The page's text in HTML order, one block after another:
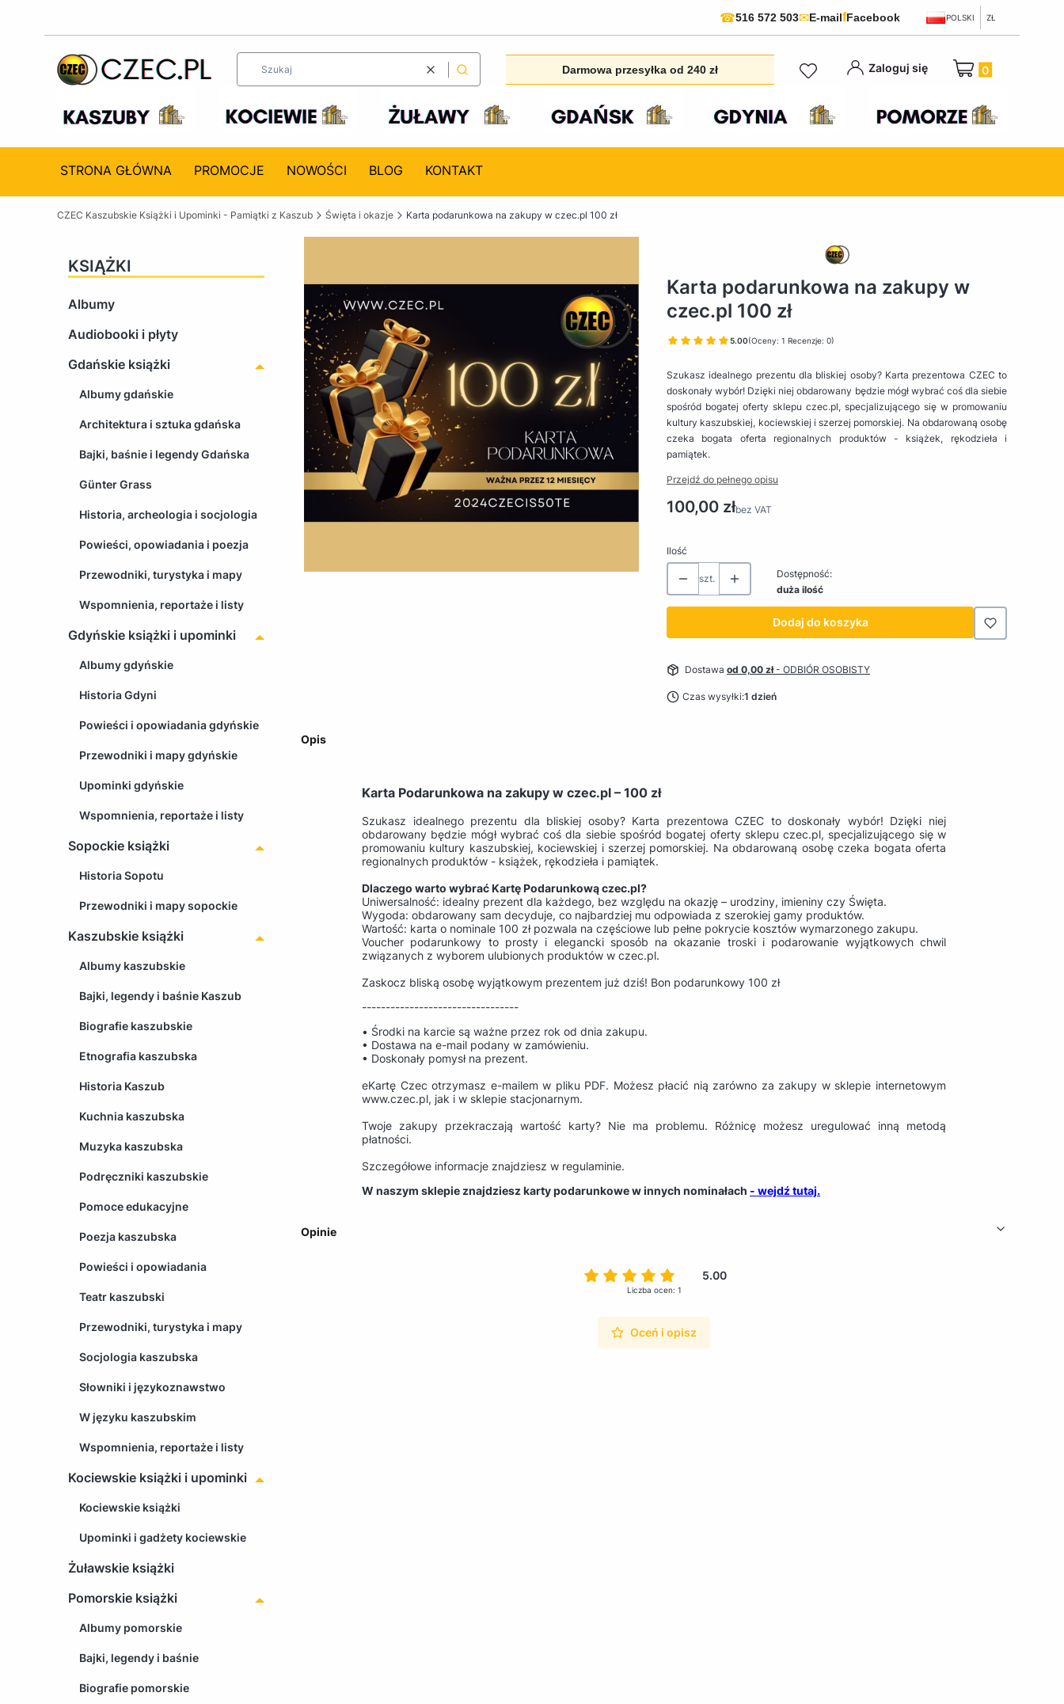
☎516 572 503✉E-mailfFacebook POLSKI ZŁ
WyczyśćSzukaj Darmowa przesyłka od 240 zł Zaloguj się Produkty w
STRONA GŁÓWNA PROMOCJE NOWOŚCI BLOG KONTAKT
CZEC Kaszubskie Książki i Upominki - Pamiątki z Kaszub Święta i okazje Karta podarunkowa na zakupy w czec.pl 100 zł
KSIĄŻKI
Albumy
Audiobooki i płyty
Gdańskie książki
Albumy gdańskie
Architektura i sztuka gdańska
Bajki, baśnie i legendy Gdańska
Günter Grass
Historia, archeologia i socjologia
Powieści, opowiadania i poezja
Przewodniki, turystyka i mapy
Wspomnienia, reportaże i listy
Gdyńskie książki i upominki
Albumy gdyńskie
Historia Gdyni
Powieści i opowiadania gdyńskie
Przewodniki i mapy gdyńskie
Upominki gdyńskie
Wspomnienia, reportaże i listy
Sopockie książki
Historia Sopotu
Przewodniki i mapy sopockie
Kaszubskie książki
Albumy kaszubskie
Bajki, legendy i baśnie Kaszub
Biografie kaszubskie
Etnografia kaszubska
Historia Kaszub
Kuchnia kaszubska
Muzyka kaszubska
Podręczniki kaszubskie
Pomoce edukacyjne
Poezja kaszubska
Powieści i opowiadania
Teatr kaszubski
Przewodniki, turystyka i mapy
Socjologia kaszubska
Słowniki i językoznawstwo
W języku kaszubskim
Wspomnienia, reportaże i listy
Kociewskie książki i upominki
Kociewskie książki
Upominki i gadżety kociewskie
Żuławskie książki
Pomorskie książki
Albumy pomorskie
Bajki, legendy i baśnie
Biografie pomorskie
Karta podarunkowa na zakupy w
czec.pl 100 zł
5.00(Oceny: 1 Recenzje: 0)
Szukasz idealnego prezentu dla bliskiej osoby? Karta prezentowa CZEC to
doskonały wybór! Dzięki niej obdarowany będzie mógł wybrać coś dla siebie
spośród bogatej oferty sklepu czec.pl, specjalizującego się w promowaniu
kultury kaszubskiej, kociewskiej i szerzej pomorskiej. Na obdarowaną osobę
czeka bogata oferta regionalnych produktów - książek, rękodzieła i
pamiątek.
Przejdź do pełnego opisu
Cena
100,00 złbez VAT
Ilość
szt.
Dostępność:
duża ilość
Dodaj do koszyka
Dostawa od 0,00 zł- ODBIÓR OSOBISTY
Czas wysyłki:1 dzień
Opis
Karta Podarunkowa na zakupy w czec.pl – 100 zł
Szukasz idealnego prezentu dla bliskiej osoby? Karta prezentowa CZEC to doskonały wybór! Dzięki niej
obdarowany będzie mógł wybrać coś dla siebie spośród bogatej oferty sklepu czec.pl, specjalizującego się w
promowaniu kultury kaszubskiej, kociewskiej i szerzej pomorskiej. Na obdarowaną osobę czeka bogata oferta
regionalnych produktów - książek, rękodzieła i pamiątek.
Dlaczego warto wybrać Kartę Podarunkową czec.pl?
Uniwersalność: idealny prezent dla każdego, bez względu na okazję – urodziny, imieniny czy Święta.
Wygoda: obdarowany sam decyduje, co najbardziej mu odpowiada z szerokiej gamy produktów.
Wartość: karta o nominale 100 zł pozwala na częściowe lub pełne pokrycie kosztów wymarzonego zakupu.
Voucher podarunkowy to prosty i elegancki sposób na okazanie troski i podarowanie wyjątkowych chwil
związanych z wyborem ulubionych produktów w czec.pl.
Zaskocz bliską osobę wyjątkowym prezentem już dziś! Bon podarunkowy 100 zł
---------------------------------
• Środki na karcie są ważne przez rok od dnia zakupu.
• Dostawa na e-mail podany w zamówieniu.
• Doskonały pomysł na prezent.
eKartę Czec otrzymasz e-mailem w pliku PDF. Możesz płacić nią zarówno za zakupy w sklepie internetowym
www.czec.pl, jak i w sklepie stacjonarnym.
Twoje zakupy przekraczają wartość karty? Nie ma problemu. Różnicę możesz uregulować inną metodą
płatności.
Szczegółowe informacje znajdziesz w regulaminie.
W naszym sklepie znajdziesz karty podarunkowe w innych nominałach - wejdź tutaj.
Opinie
5.00
Liczba ocen: 1
Oceń i opisz